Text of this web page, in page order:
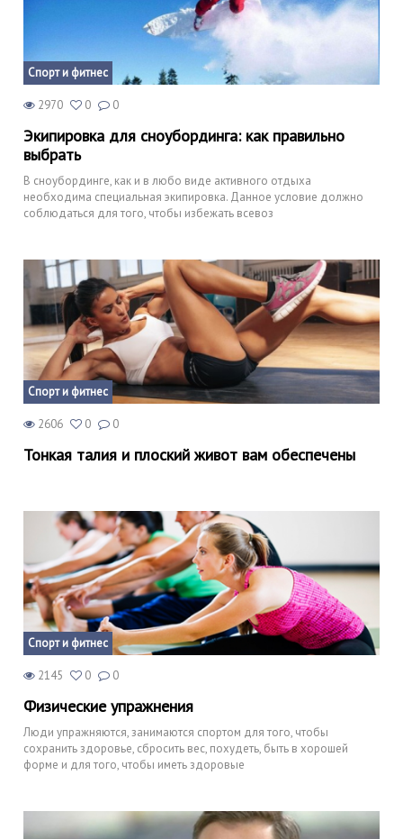
Спорт и фитнес
2970 0 0
Экипировка для сноубординга: как правильно
выбрать
В сноубординге, как и в любо виде активного отдыха
необходима специальная экипировка. Данное условие должно
соблюдаться для того, чтобы избежать всевоз
Спорт и фитнес
2606 0 0
Тонкая талия и плоский живот вам обеспечены
Спорт и фитнес
2145 0 0
Физические упражнения
Люди упражняются, занимаются спортом для того, чтобы
сохранить здоровье, сбросить вес, похудеть, быть в хорошей
форме и для того, чтобы иметь здоровые